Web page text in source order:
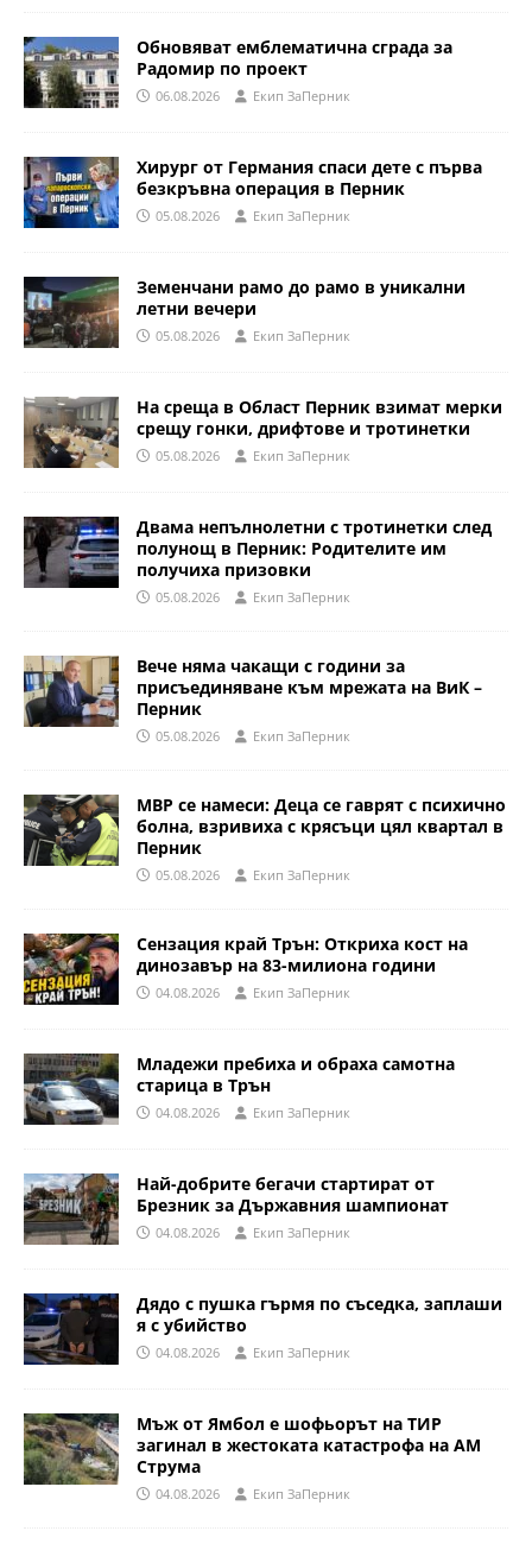
Обновяват емблематична сграда за
Радомир по проект
06.08.2026 Eкип ЗаПерник
Хирург от Германия спаси дете с първа
безкръвна операция в Перник
05.08.2026 Eкип ЗаПерник
Земенчани рамо до рамо в уникални
летни вечери
05.08.2026 Eкип ЗаПерник
На среща в Област Перник взимат мерки
срещу гонки, дрифтове и тротинетки
05.08.2026 Eкип ЗаПерник
Двама непълнолетни с тротинетки след
полунощ в Перник: Родителите им
получиха призовки
05.08.2026 Eкип ЗаПерник
Вече няма чакащи с години за
присъединяване към мрежата на ВиК –
Перник
05.08.2026 Eкип ЗаПерник
МВР се намеси: Деца се гаврят с психично
болна, взривиха с крясъци цял квартал в
Перник
05.08.2026 Eкип ЗаПерник
Сензация край Трън: Откриха кост на
динозавър на 83-милиона години
04.08.2026 Eкип ЗаПерник
Младежи пребиха и обраха самотна
старица в Трън
04.08.2026 Eкип ЗаПерник
Най-добрите бегачи стартират от
Брезник за Държавния шампионат
04.08.2026 Eкип ЗаПерник
Дядо с пушка гърмя по съседка, заплаши
я с убийство
04.08.2026 Eкип ЗаПерник
Мъж от Ямбол е шофьорът на ТИР
загинал в жестоката катастрофа на АМ
Струма
04.08.2026 Eкип ЗаПерник